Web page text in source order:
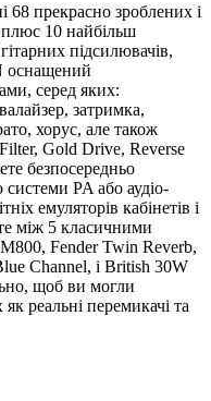
прекрасно зроблених і
плюс 10 найбільш
підсилювачів,
оснащений
серед яких:
затримка,
хорус, але також
Gold Drive, Reverse
безпосередньо
PA або аудіо-
емуляторів кабінетів і
між 5 класичними
Fender Twin Reverb,
Channel, і British 30W
щоб ви могли
реальні перемикачі та